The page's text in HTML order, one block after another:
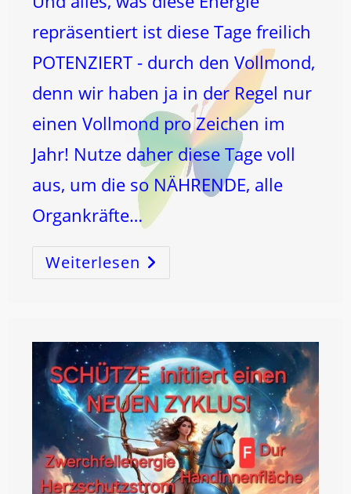
repräsentiert ist diese Tage freilich
POTENZIERT - durch den Vollmond,
denn wir haben ja in der Regel nur
einen Vollmond pro Zeichen im
Jahr! Nutze daher diese Tage voll
aus, um die so NÄHRENDE, alle
Organkräfte…
Weiterlesen VOLLMOND
IM
STEINBOCK